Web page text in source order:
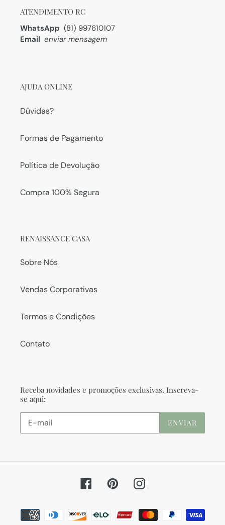
ATENDIMENTO RC
WhatsApp (81) 997610107
Email enviar mensagem
AJUDA ONLINE
Dúvidas?
Formas de Pagamento
Política de Devolução
Compra 100% Segura
RENAISSANCE CASA
Sobre Nós
Vendas Corporativas
Termos e Condições
Contato
Receba novidades e promoções exclusivas. Inscreva-
se aqui:
ENVIAR
FacebookPinterestInstagram
Formas
de